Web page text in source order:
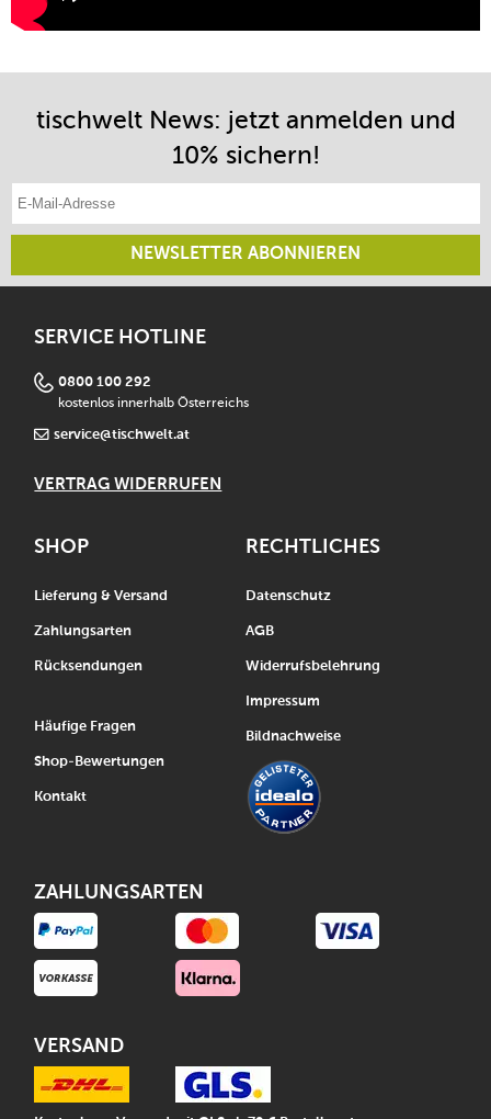
tischwelt News: jetzt anmelden und
10% sichern!
NEWSLETTER ABONNIEREN
SERVICE HOTLINE
0800 100 292
kostenlos innerhalb Österreichs
service@tischwelt.at
VERTRAG WIDERRUFEN
SHOP
Lieferung & Versand
Zahlungsarten
Rücksendungen
Häufige Fragen
Shop-Bewertungen
Kontakt
RECHTLICHES
Datenschutz
AGB
Widerrufsbelehrung
Impressum
Bildnachweise
ZAHLUNGSARTEN
VERSAND